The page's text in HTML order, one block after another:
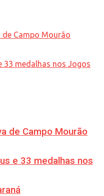
de Campo Mourão
e 33 medalhas nos